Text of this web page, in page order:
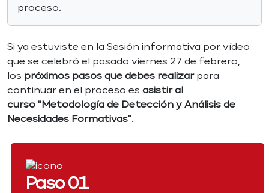
proceso.
Si ya estuviste en la Sesión informativa por vídeo
que se celebró el pasado viernes 27 de febrero,
los próximos pasos que debes realizarpara
continuar en el proceso es asistir al
curso "Metodología de Detección y Análisis de
Necesidades Formativas".
Paso 01